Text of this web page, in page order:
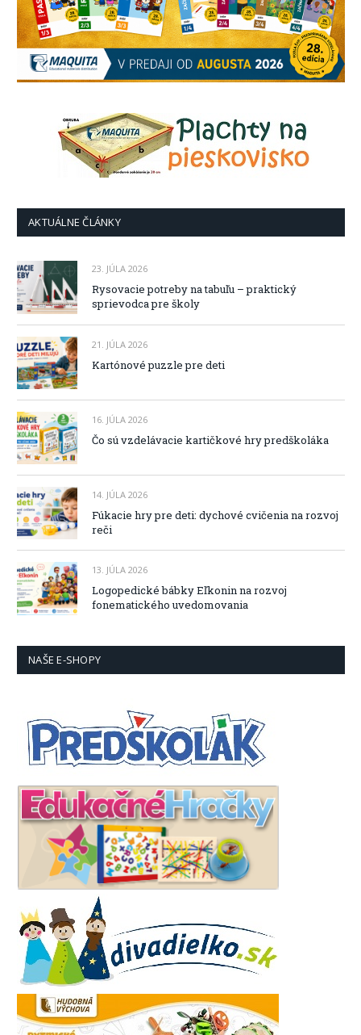
AKTUÁLNE ČLÁNKY
23. JÚLA 2026
Rysovacie potreby na tabuľu – praktický
sprievodca pre školy
21. JÚLA 2026
Kartónové puzzle pre deti
16. JÚLA 2026
Čo sú vzdelávacie kartičkové hry predškoláka
14. JÚLA 2026
Fúkacie hry pre deti: dychové cvičenia na rozvoj
reči
13. JÚLA 2026
Logopedické bábky Eľkonin na rozvoj
fonematického uvedomovania
NAŠE E-SHOPY